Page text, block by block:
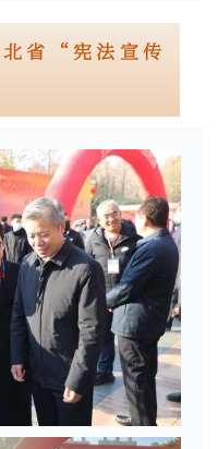
省“宪法宣传